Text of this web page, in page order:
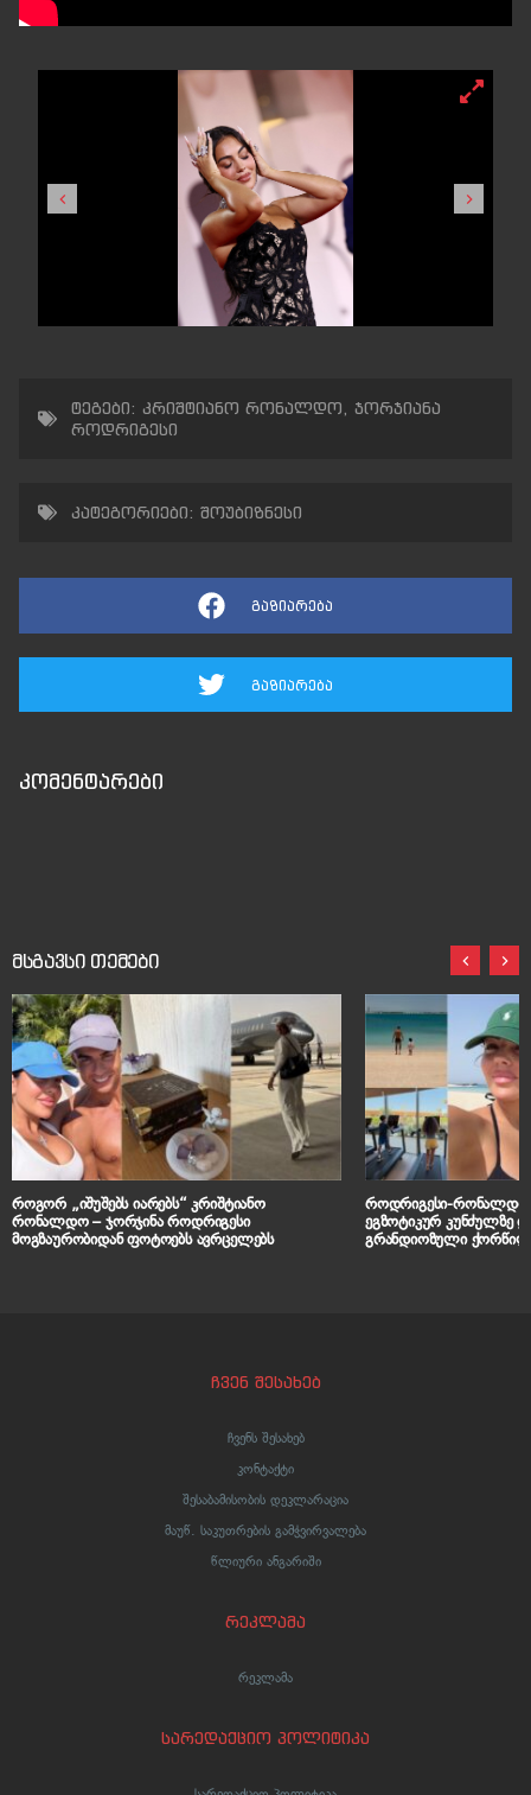
ტეგები: კრიშტიანო რონალდო, ჯორჯიანა
როდრიგესი
კატეგორიები: შოუბიზნესი
გაზიარება
გაზიარება
კომენტარები
მსგავსი თემები
როგორ „იშუშებს იარებს“ კრიშტიანო
რონალდო – ჯორჯინა როდრიგესი
მოგზაურობიდან ფოტოებს ავრცელებს
როდრიგესი-რონალდოს
ეგზოტიკურ კუნძულზე
გრანდიოზული
ჩვენ შესახებ
ჩვენს შესახებ
კონტაქტი
შესაბამისობის დეკლარაცია
მაუწ. საკუთრების გამჭვირვალება
წლიური ანგარიში
რეკლამა
რეკლამა
სარედაქციო პოლიტიკა